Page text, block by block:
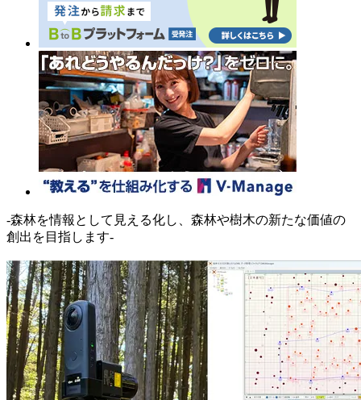
-森林を情報として見える化し、森林や樹木の新たな価値の
創出を目指します-